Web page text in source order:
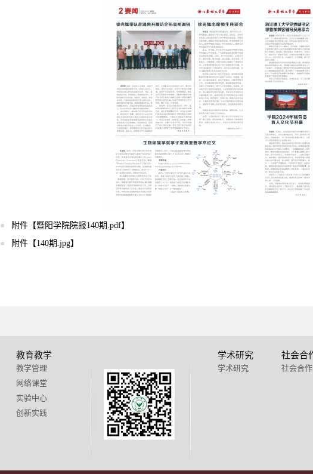
附件【暨阳学院院报140期.pdf】
附件【140期.jpg】
教育教学
教学管理
网络课堂
实验中心
创新实践
学术研究
学术研究
社会合
社会合作